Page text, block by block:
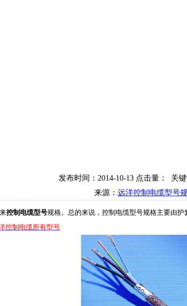
发布时间：2014-10-13 点击量： 关
来源： 远洋控制电缆型号
控制电缆型号规格。总的来说，控制电缆型号规格主要由
控制电缆所有型号